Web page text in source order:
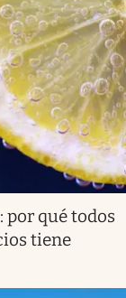
por qué todos
tiene